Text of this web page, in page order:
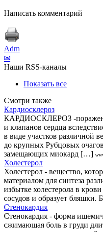
Написать комментарий
Adm
✉
Наши RSS-каналы
Показать все
Смотри также
Кардиосклероз
КАРДИОСКЛЕРОЗ -
и клапанов сердца
в виде участков различной
до крупных Рубцовых
замещающих миокард […]
Холестерол
Холестерол - вещество,
материалом для синтеза
избытке холестерола в
сосудов и образует
Стенокардия
Стенокардия - форма
сжимающая боль в груди